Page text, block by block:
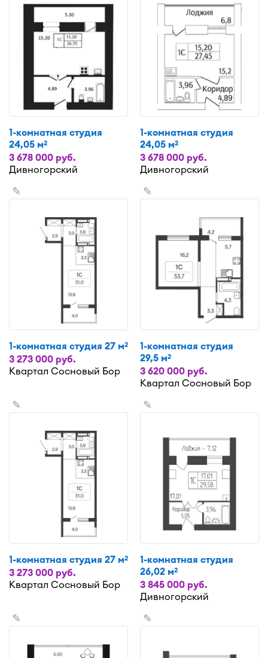
1-комнатная студия
24,05 м2
3 678 000 руб.
Дивногорский
1-комнатная студия
24,05 м2
3 678 000 руб.
Дивногорский
✎
1-комнатная студия 27 м2
3 273 000 руб.
Квартал Сосновый Бор
✎
1-комнатная студия
29,5 м2
3 620 000 руб.
Квартал Сосновый Бор
✎
1-комнатная студия 27 м2
3 273 000 руб.
Квартал Сосновый Бор
✎
1-комнатная студия
26,02 м2
3 845 000 руб.
Дивногорский
✎ ✎